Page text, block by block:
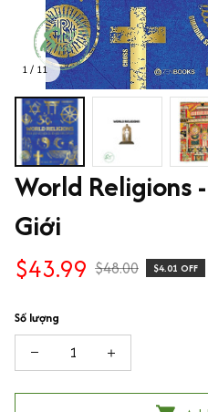
1 / 11
World Religions
Giới
$43.99